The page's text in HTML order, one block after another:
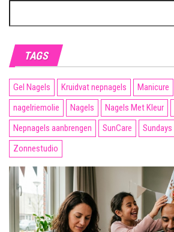
naar:
TAGS
Gel Nagels Kruidvat nepnagels Manicure
nagelriemolie
Nagels Nagels Met Kleur
Nepnagels aanbrengen
SunCare Sundays
Zonnestudio